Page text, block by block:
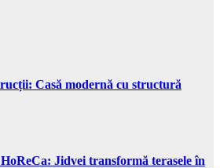
Casă modernă cu structură
Jidvei transformă terasele în